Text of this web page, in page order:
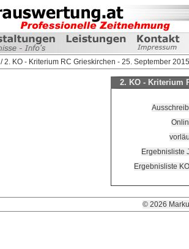
/ 2. KO - Kriterium RC Grieskirchen - 25. September 2015
2. KO - Kriterium
Ergebnisliste
Ergebnisliste
© 2026